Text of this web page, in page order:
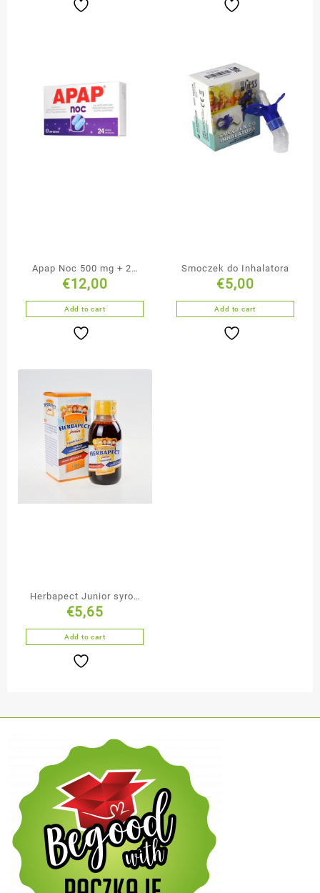
Apap Noc 500 mg + 25
mg tabletki powlekane
50 sztuk
€12,00
Add to cart
Smoczek do Inhalatora
€5,00
Add to cart
Herbapect Junior syrop
120 g
€5,65
Add to cart